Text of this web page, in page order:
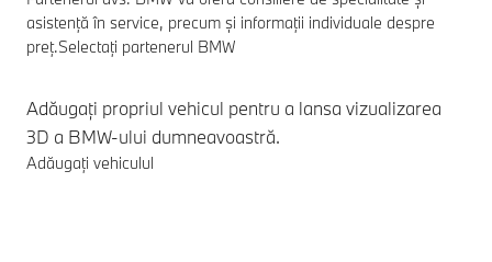
asistență în service, precum și informații individuale despre
preț.Selectați partenerul BMW
Adăugați propriul vehicul pentru a lansa vizualizarea
3D a BMW-ului dumneavoastră.
Adăugați vehiculul